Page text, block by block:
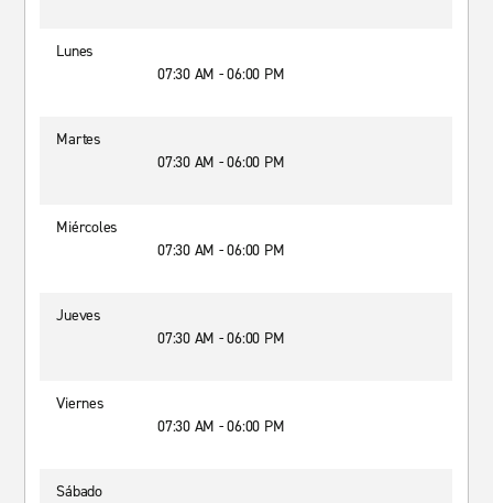
Lunes
07:30 AM - 06:00 PM
Martes
07:30 AM - 06:00 PM
Miércoles
07:30 AM - 06:00 PM
Jueves
07:30 AM - 06:00 PM
Viernes
07:30 AM - 06:00 PM
Sábado